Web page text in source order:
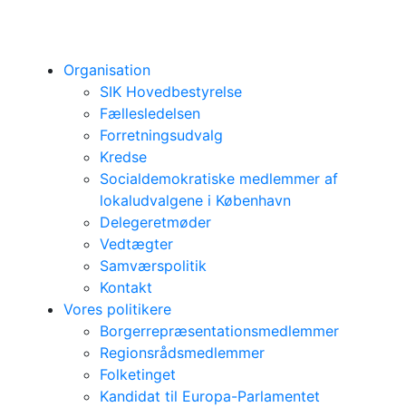
Organisation
SIK Hovedbestyrelse
Fællesledelsen
Forretningsudvalg
Kredse
Socialdemokratiske medlemmer af
lokaludvalgene i København
Delegeretmøder
Vedtægter
Samværspolitik
Kontakt
Vores politikere
Borgerrepræsentationsmedlemmer
Regionsrådsmedlemmer
Folketinget
Kandidat til Europa-Parlamentet